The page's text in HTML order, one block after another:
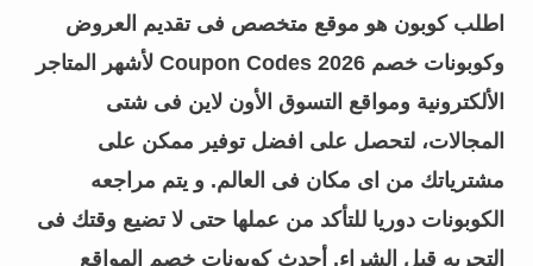
اطلب كوبون هو موقع متخصص فى تقديم العروض
وكوبونات خصم Coupon Codes 2026 لأشهر المتاجر
الألكترونية ومواقع التسوق الأون لاين فى شتى
المجالات، لتحصل على افضل توفير ممكن على
مشترياتك من اى مكان فى العالم. و يتم مراجعه
الكوبونات دوريا للتأكد من عملها حتى لا تضيع وقتك فى
التجربه قبل الشراء. أحدث كوبونات خصم المواقع